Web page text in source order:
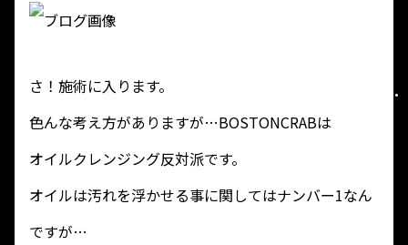
さ！施術に入ります。
色んな考え方がありますが…BOSTONCRABは
オイルクレンジング反対派です。
オイルは汚れを浮かせる事に関してはナンバー1なん
ですが…